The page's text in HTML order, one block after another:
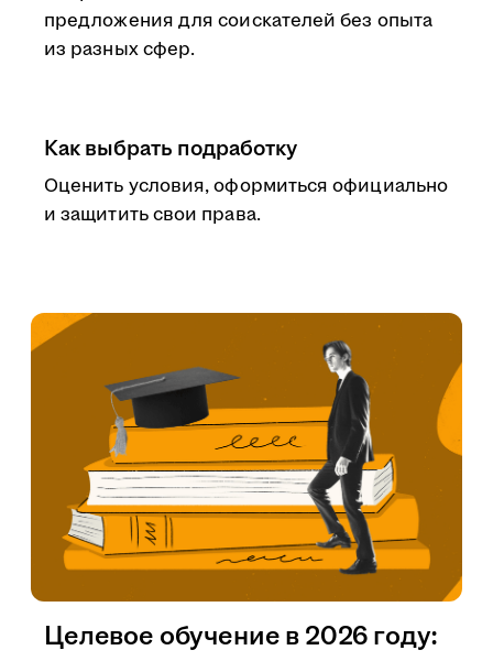
предложения для соискателей без опыта
из разных сфер.
Как выбрать подработку
Оценить условия, оформиться официально
и защитить свои права.
Целевое обучение в 2026 году: